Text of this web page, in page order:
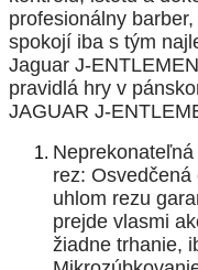
profesionálny
spokojí iba s tým
Jaguar J-
pravidlá hry v
JAGUAR J-
rez:
uhlom rezu
prejde vlasmi
žiadne trhanie,